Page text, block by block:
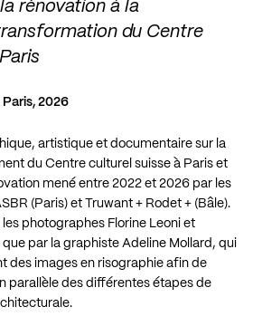
rénovation à la
du Centre
2026
artistique et documentaire sur la
du Centre culturel suisse à Paris et
mené entre 2022 et 2026 par les
(Paris) et Truwant + Rodet + (Bâle).
photographes Florine Leoni et
que par la graphiste Adeline Mollard, qui
des images en risographie afin de
parallèle des différentes étapes de